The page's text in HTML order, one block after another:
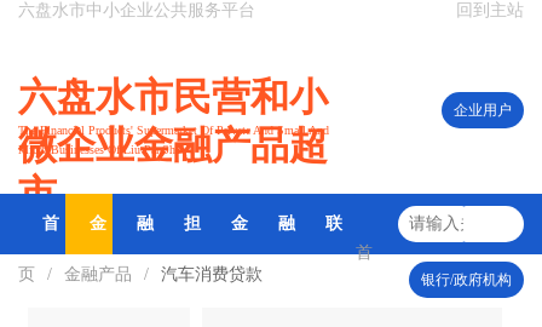
回到主站
六盘水市中小企业公共服务平台
六盘水市民营和小
微企业金融产品超
市
The Financial Products' Supermarket Of Private And Small And
Micro Businesses Of Liu PanShui
企业用户
银行/政府机构
首
页
金
融
融
资
担
保
金
融
融 联
首
页
/ 金融产品 / 汽车消费贷款